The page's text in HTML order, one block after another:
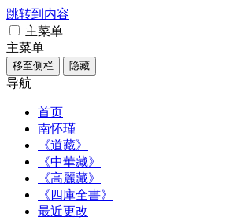
跳转到内容
主菜单
主菜单
移至侧栏 隐藏
导航
首页
南怀瑾
《道藏》
《中華藏》
《高麗藏》
《四庫全書》
最近更改